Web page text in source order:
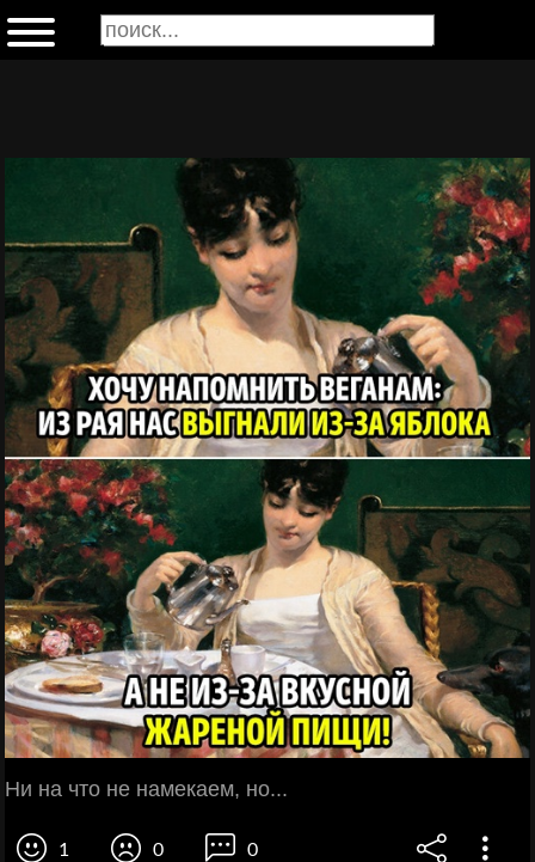
Ни на что не намекаем, но...
1 0 0